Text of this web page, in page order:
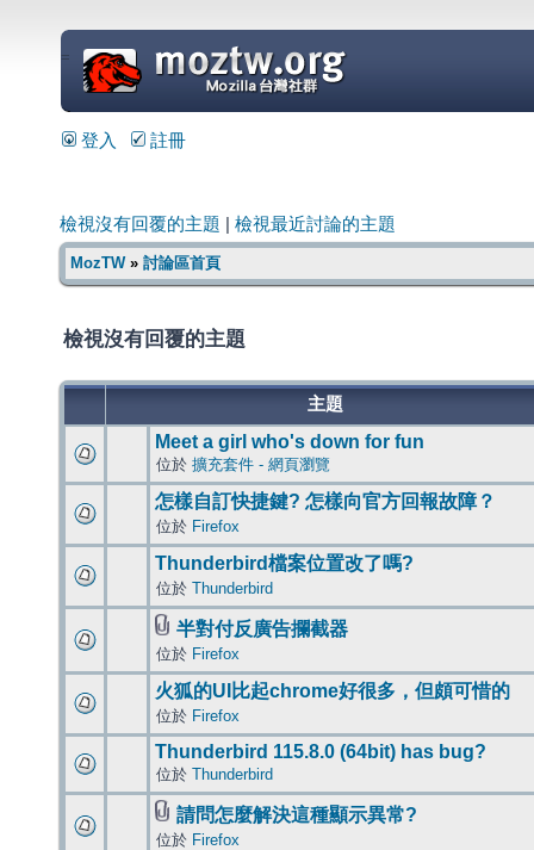
=
登入 註冊
檢視沒有回覆的主題 檢視最近討論的主題
MozTW» 討論區首頁
檢視沒有回覆的主題
主題
Meet a girl who's down for fun
位於 擴充套件 - 網頁瀏覽
怎樣自訂快捷鍵? 怎樣向官方回報故障？
位於 Firefox
Thunderbird檔案位置改了嗎?
位於 Thunderbird
半對付反廣告攔截器
位於 Firefox
火狐的UI比起chrome好很多，但頗可惜的
位於 Firefox
Thunderbird 115.8.0 (64bit) has bug?
位於 Thunderbird
請問怎麼解決這種顯示異常?
位於 Firefox